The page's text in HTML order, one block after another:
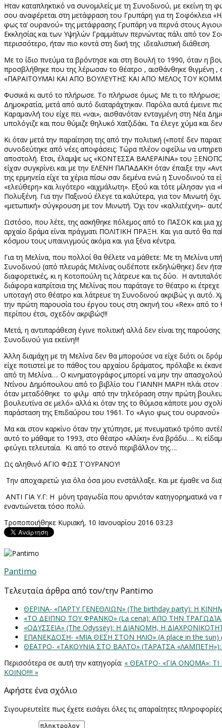
Ηταν καταπληκτικό να συνομιλείς με τη Συνοδινού, με εκείνη
σου αναφέρεται στη μετάφραση του Γρυπάρη για τη Σοφόκλεια
φως τα’ ουρανού» της μετάφρασης Γρυπάρη να περνά στους Αγιους
Εκκλησίας και των Υψηλών Γραμμάτων περνώντας πάλι από τον
περισσότερο, ήταν πιο κοντά στη δική της ιδεαλιστική διάθεση.
Με το ίδιο πνεύμα τα βρόντησε και στη Βουλή το 1990, όταν η
προσβλήθηκε που της λέρωσαν το θέατρο , αισθάνθηκε θιγμένη
«ΠΑΡΑΙΤΟΥΜΑΙ ΚΑΙ ΑΠΟ ΒΟΥΛΕΥΤΗΣ ΚΑΙ ΑΠΟ ΜΕΛΟς ΤΟΥ
Φυσικά κι αυτό το πλήρωσε. Το πλήρωσε όμως; Με τι το πλήρωσε;
Δημοκρατία, μετά από αυτό διαταράχτηκαν. Παρόλα αυτά έμεινε
Καραμανλή του είχε πει «ναι», αισθανόταν ενταγμένη στη Νέα
υπολόγιζε και που θύμιζε θηλυκό Χατζιδάκι. Τα έλεγε χύμα και
Κι όταν μετά την παραίτηση της από την πολιτική («ποτέ δεν
συνοδεύτηκε από νέες αποφάσεις: Τώρα πλέον οφείλω να
αποστολή. Ετσι, έλαμψε ως «ΚΟΝΤΕΣΣΑ ΒΑΛΕΡΑΙΝΑ» του
είχαν συγκρίνει και με την ΕΛΕΝΗ ΠΑΠΑΔΑΚΗ όταν έπαιξε την
της ερμηνεία είχε τα χέρια πίσω σαν δεμένα ενώ η Συνοδινού τα
«ελεύθερη» και λιγότερο «αιχμάλωτη». Εξού και τότε μίλησαν
Πολυξένη. Για την Παξινού έλεγε τα καλύτερα, για τον Μινωτή
«μετωπική» σύγκρουση με τον Μινωτή. Όχι τον «καλλιτέχνη»-
Ωστόσο, που λέτε, της ασκήθηκε πόλεμος από το ΠΑΣΟΚ και μια
αρχαίο δράμα είναι πράγματι ΠΟΛΙΤΙΚΗ ΠΡΑΞΗ. Και για αυτό θα
κόσμου τους υπαινιγμούς ακόμα και για ξένα κέντρα.
Για τη Μελίνα, που πολλοί θα θέλετε να μάθετε: Με τη Μελίνα
Συνοδινού (από πλευράς Μελίνας ουδέποτε εκδηλώθηκε) δεν
διαφορετικές, κι η Κοτοπούλη τις λάτρευε και τις δύο. Η
διάφορα καπρίτσια της Μελίνας που παράταγε το θέατρο κι
υποταγή στο θέατρο και λάτρευε τη Συνοδινού ακριβώς γι
την πρώτη παρουσία του έργου τους στη σκηνή του «Rex» από το
περίπου έτσι, σχεδόν ακριβώς!!!
Μετά, η αντιπαράθεση έγινε πολιτική αλλά δεν είναι της
Συνοδινού για εκείνη!!!
Άλλη διαμάχη με τη Μελίνα δεν θα μπορούσε να είχε διότι οι
είχε ποτιστεί με το πάθος του αρχαίου δράματος, πρόλαβε κι
από τη Μελίνα…. Ο κινηματογράφος μπορεί να μην την
Ντίνου Δημόπουλου από το βιβλίο του ΓΙΑΝΝΗ ΜΑΡΗ πλάι στον
όταν μεταδόθηκε το φιλμ από την τηλεόραση στην πρώτη
βουλευτίνα σε μελό» αλλά κι όταν της το θύμισα κάποτε μου
παράσταση της Επιδαύρου του 1961. Το «Αγιο φως του
Μα και στον καρκίνο όταν την χτύπησε, με πνευματικό τρόπο
αυτό το μάθαμε το 1993, στο θέατρο «Αλίκη» ένα βράδυ…. Κι
φεύγει τελευταία. Κι από το στενό περιβάλλον της….
Ως αληθινό ΑΓΙΟ ΦΩΣ Τ'ΟΥΡΑΝΟΥ!
Την αποχαιρετώ για όλα όσα μου ενστάλλαξε. Και με έμαθε να
ΑΝΤΙ ΓΙΑ Υ.Γ: Η μόνη τραγωδία που αρνιόταν κατηγορηματικά
εναντιώνεται τόσο πολύ.
Τροποποιήθηκε Κυριακή, 10 Ιανουαρίου 2016 03:23
Pantimo
Τελευταία άρθρα από τον/την Pantimo
ΘΕΡΙΝΑ- «ΠΑΡΤΥ ΓΕΝΕΘΛΙΩΝ» (The birthday party): H
«ΤΟ ΔΕΙΠΝΟ ΤΟΥ ΦΡΑΝΚΟ» (La cena): ΑΠΟ ΤΗΝ
«ΟΔΥΣΣΕΙΑ» (The Odyssey): Η ΔΙΑΝΟΜΗ, Η
ΕΠΑΝΕΚΔΟΣΗ- «ΜΙΑ ΘΕΣΗ ΣΤΟΝ ΗΛΙΟ» (Α place in the
ΘΕΑΤΡΟ- «ΤΑΚΟΥΝΙΑ ΣΤΟ ΒΑΛΤΟ» (ΤΑΡΑΤΣΑ
Περισσότερα σε αυτή την κατηγορία: « ΘΕΑΤΡΟ- «ΓΙΑ ΟΝΟΜΑ»:
ΚΟΙΝΟ!!!! »
Αφήστε ένα σχόλιο
Σιγουρευτείτε πως έχετε εισάγει όλες τις απαραίτητες